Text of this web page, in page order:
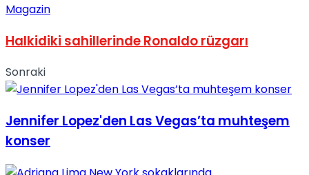
Magazin
Halkidiki sahillerinde Ronaldo rüzgarı
Sonraki
Jennifer Lopez'den Las Vegas’ta muhteşem
konser